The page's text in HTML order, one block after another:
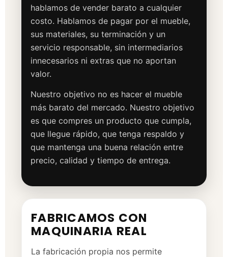
hablamos de vender barato a cualquier
costo. Hablamos de pagar por el mueble,
sus materiales, su terminación y un
servicio responsable, sin intermediarios
innecesarios ni extras que no aportan
valor.
Nuestro objetivo no es hacer el mueble
más barato del mercado. Nuestro objetivo
es que compres un producto que cumpla,
que llegue rápido, que tenga respaldo y
que mantenga una buena relación entre
precio, calidad y tiempo de entrega.
FABRICAMOS CON
MAQUINARIA REAL
La fabricación propia nos permite